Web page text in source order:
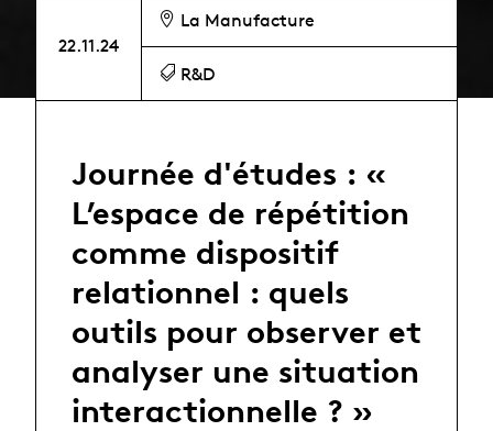
22.11.24
La Manufacture
R&D
Journée d'études : «
L’espace de répétition
comme dispositif
relationnel : quels
outils pour observer et
analyser une situation
interactionnelle ? »